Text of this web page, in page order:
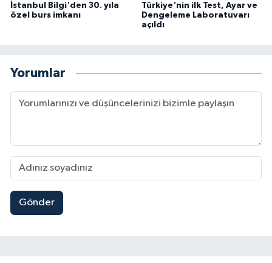
İstanbul Bilgi'den 30. yıla
özel burs imkanı
Türkiye'nin ilk Test, Ayar ve
Dengeleme Laboratuvarı
açıldı
Yorumlar
Gönder